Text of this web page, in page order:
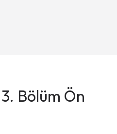
Bölüm Ön